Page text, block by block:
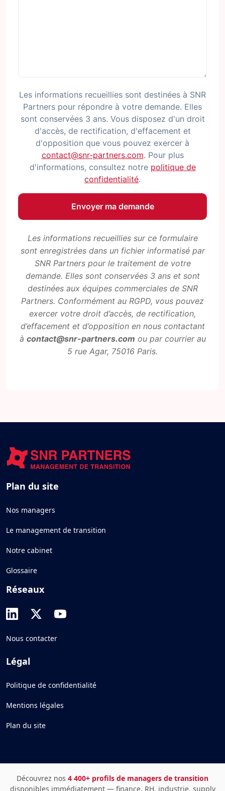
Les informations recueillies sont destinées à SNR
Partners pour répondre à votre demande. Elles
sont conservées 3 ans. Vous disposez d'un droit
d'accès, de rectification, d'effacement et
d'opposition que vous pouvez exercer à
contact@snr-partners.com. Pour plus
d'informations, consultez notre politique de
confidentialité.
Les informations recueillies sur ce formulaire
sont enregistrées dans un fichier informatisé par
SNR Partners pour le traitement de votre
demande. Elles sont conservées 3 ans et sont
destinées aux équipes commerciales de SNR
Partners. Conformément au RGPD, vous pouvez
exercer votre droit d’accès, de rectification,
d’effacement et d’opposition en nous contactant
à contact@snr-partners.com ou par courrier au
5 rue Agar, 75016 Paris.
Plan du site
Nos managers
Le management de transition
Notre cabinet
Glossaire
Réseaux
Nous contacter
Légal
Politique de confidentialité
Mentions légales
Plan du site
Découvrez nos 4 400+ profils de managers de transition
disponibles immédiatement — finance, RH, industrie, supply